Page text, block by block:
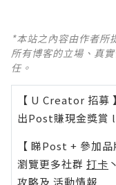
*本站之內容由作者所
所有博客的立場、真
任。
【 U Creator 招募 】
出Post賺現金獎賞 l
【 睇Post + 參加品
瀏覽更多社群 打卡 丶